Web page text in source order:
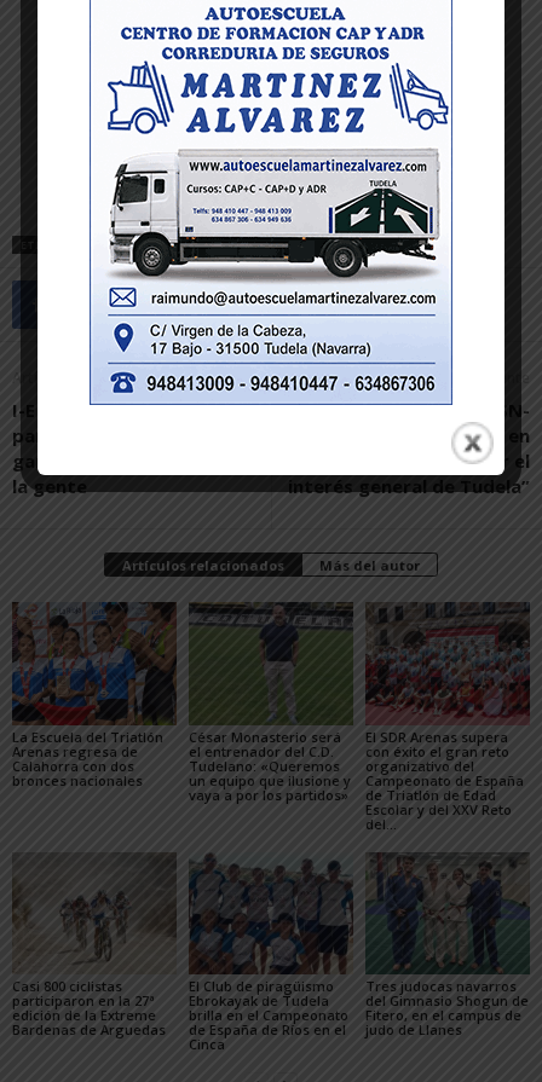
PÁDEL
Artículo anterior
I-E presenta su proyecto
para la Ribera como una
garantía de gobernar para
la gente
Artículo siguiente
“Es necesario que el PSN-
PSOE lidere los apoyos en
la nueva legislatura por el
interés general de Tudela”
Artículos relacionados Más del autor
La Escuela del Triatlón
Arenas regresa de
Calahorra con dos
bronces nacionales
César Monasterio será
el entrenador del C.D.
Tudelano: «Queremos
un equipo que ilusione y
vaya a por los partidos»
El SDR Arenas supera
con éxito el gran reto
organizativo del
Campeonato de España
de Triatlón de Edad
Escolar y del XXV Reto
del...
Casi 800 ciclistas
participaron en la 27ª
edición de la Extreme
Bardenas de Arguedas
El Club de piragüismo
Ebrokayak de Tudela
brilla en el Campeonato
de España de Ríos en el
Cinca
Tres judocas navarros
del Gimnasio Shogun de
Fitero, en el campus de
judo de Llanes